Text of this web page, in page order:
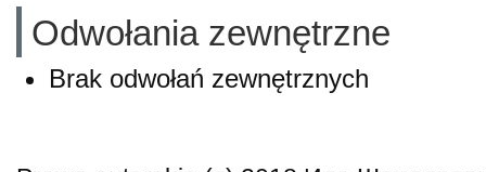
Odwołania zewnętrzne
Brak odwołań zewnętrznych